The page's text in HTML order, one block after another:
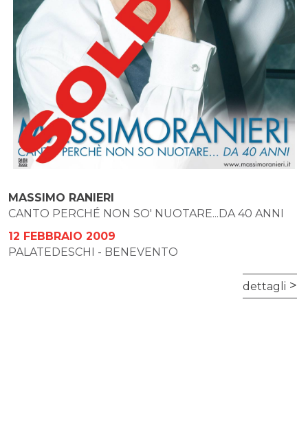
MASSIMO RANIERI
CANTO PERCHÉ NON SO' NUOTARE...DA 40 ANNI
12 FEBBRAIO 2009
PALATEDESCHI - BENEVENTO
dettagli